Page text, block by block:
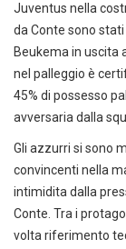
Juventus nella
da Conte sono
Beukema in uscita
nel palleggio è
45% di possesso
avversaria dalla
Gli azzurri si sono
convincenti nella
intimidita dalla
Conte. Tra i
volta riferimento